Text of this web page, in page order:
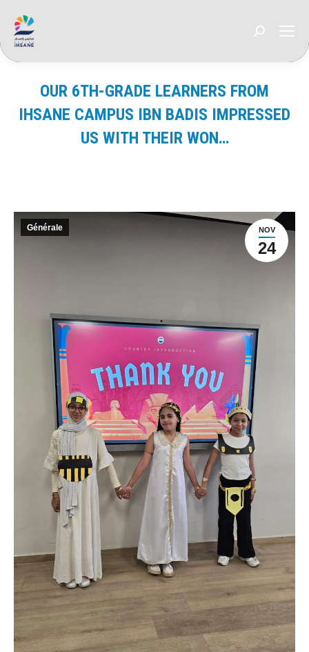
Recherche
OUR 6TH-GRADE LEARNERS FROM
IHSANE CAMPUS IBN BADIS IMPRESSED
US WITH THEIR WON…
NOV
24
Générale